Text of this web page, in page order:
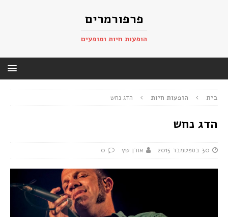
פרפורמרים
הופעות חיות ומופעים
בית הופעות חיות הדג נחש
הדג נחש
30 בספטמבר 2015 אורן שץ 0